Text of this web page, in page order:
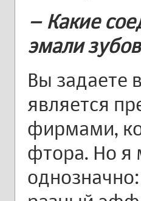
– Какие
эмали
Вы задаете
является
фирмами,
фтора. Но я